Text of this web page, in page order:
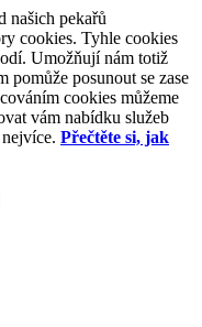
našich pekařů
cookies. Tyhle cookies
Umožňují nám totiž
pomůže posunout se zase
cookies můžeme
vám nabídku služeb
Přečtěte si, jak